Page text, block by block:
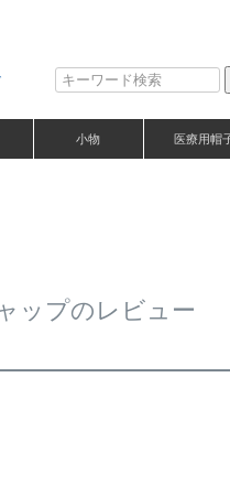
小物 医療用帽
ップのレビュー